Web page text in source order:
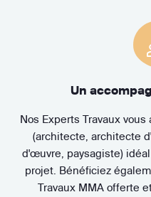
Un
Nos Experts Travaux
(architecte, architecte
d'œuvre, paysagiste)
projet. Bénéficiez
Travaux MMA offerte